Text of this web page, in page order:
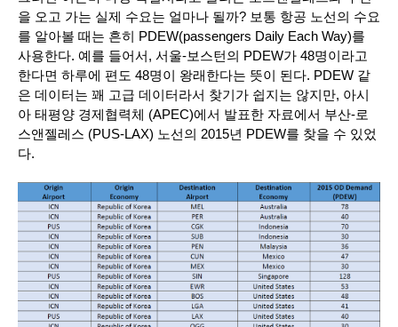
을 오고 가는 실제 수요는 얼마나 될까? 보통 항공 노선의 수요
를 알아볼 때는 흔히 PDEW(passengers Daily Each Way)를
사용한다. 예를 들어서, 서울-보스턴의 PDEW가 48명이라고
한다면 하루에 편도 48명이 왕래한다는 뜻이 된다. PDEW 같
은 데이터는 꽤 고급 데이터라서 찾기가 쉽지는 않지만, 아시
아 태평양 경제협력체 (APEC)에서 발표한 자료에서 부산-로
스앤젤레스 (PUS-LAX) 노선의 2015년 PDEW를 찾을 수 있었
다.